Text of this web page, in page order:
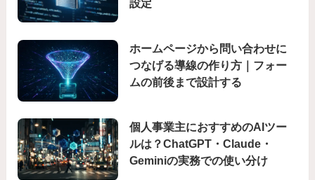
設定
ホームページから問い合わせに
つなげる導線の作り方｜フォー
ムの前後まで設計する
個人事業主におすすめのAIツー
ルは？ChatGPT・Claude・
Geminiの実務での使い分け